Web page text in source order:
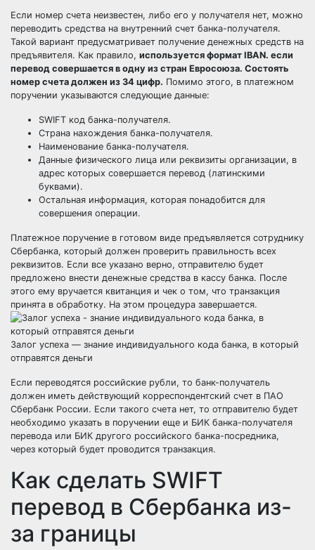
Если номер счета неизвестен, либо его у получателя нет, можно
переводить средства на внутренний счет банка-получателя.
Такой вариант предусматривает получение денежных средств на
предъявителя. Как правило, используется формат IBAN. если
перевод совершается в одну из стран Евросоюза. Состоять
номер счета должен из 34 цифр. Помимо этого, в платежном
поручении указываются следующие данные:
SWIFT код банка-получателя.
Страна нахождения банка-получателя.
Наименование банка-получателя.
Данные физического лица или реквизиты организации, в
адрес которых совершается перевод (латинскими
буквами).
Остальная информация, которая понадобится для
совершения операции.
Платежное поручение в готовом виде предъявляется сотруднику
Сбербанка, который должен проверить правильность всех
реквизитов. Если все указано верно, отправителю будет
предложено внести денежные средства в кассу банка. После
этого ему вручается квитанция и чек о том, что транзакция
принята в обработку. На этом процедура завершается.
Залог успеха — знание индивидуального кода банка, в который
отправятся деньги
Если переводятся российские рубли, то банк-получатель
должен иметь действующий корреспондентский счет в ПАО
Сбербанк России. Если такого счета нет, то отправителю будет
необходимо указать в поручении еще и БИК банка-получателя
перевода или БИК другого российского банка-посредника,
через который будет проводится транзакция.
Как сделать SWIFT
перевод в Сбербанка из-
за границы